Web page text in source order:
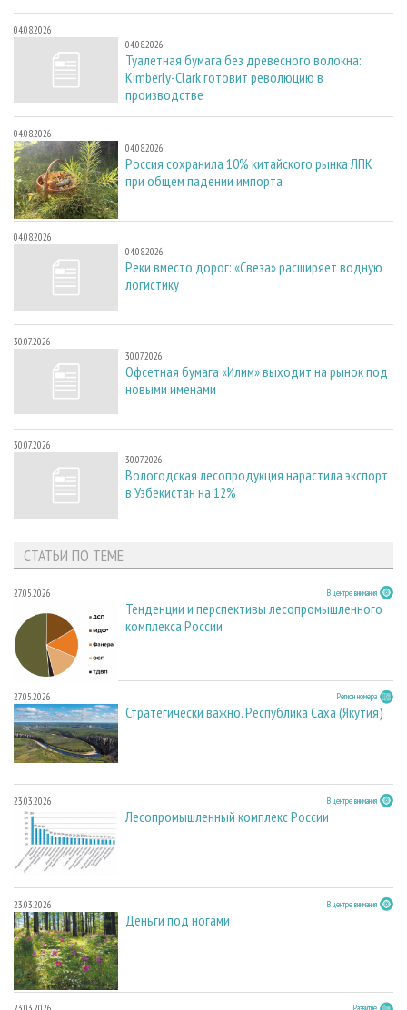
04.08.2026
04.08.2026
Туалетная бумага без древесного волокна:
Kimberly-Clark готовит революцию в
производстве
04.08.2026
04.08.2026
Россия сохранила 10% китайского рынка ЛПК
при общем падении импорта
04.08.2026
04.08.2026
Реки вместо дорог: «Свеза» расширяет водную
логистику
30.07.2026
30.07.2026
Офсетная бумага «Илим» выходит на рынок под
новыми именами
30.07.2026
30.07.2026
Вологодская лесопродукция нарастила экспорт
в Узбекистан на 12%
СТАТЬИ ПО ТЕМЕ
27.05.2026 В центре внимания
Тенденции и перспективы лесопромышленного
комплекса России
27.05.2026 Регион номера
Стратегически важно. Республика Саха (Якутия)
23.03.2026 В центре внимания
Лесопромышленный комплекс России
23.03.2026 В центре внимания
Деньги под ногами